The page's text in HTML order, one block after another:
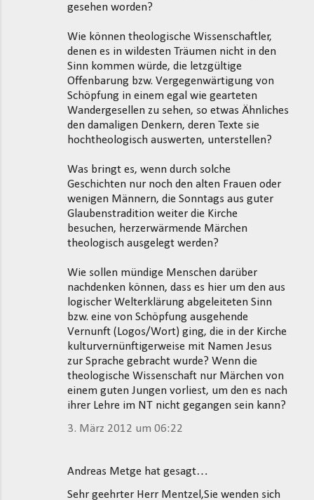
gesehen worden?
Wie können theologische Wissenschaftler,
denen es in wildesten Träumen nicht in den
Sinn kommen würde, die letzgültige
Offenbarung bzw. Vergegenwärtigung von
Schöpfung in einem egal wie gearteten
Wandergesellen zu sehen, so etwas Ähnliches
den damaligen Denkern, deren Texte sie
hochtheologisch auswerten, unterstellen?
Was bringt es, wenn durch solche
Geschichten nur noch den alten Frauen oder
wenigen Männern, die Sonntags aus guter
Glaubenstradition weiter die Kirche
besuchen, herzerwärmende Märchen
theologisch ausgelegt werden?
Wie sollen mündige Menschen darüber
nachdenken können, dass es hier um den aus
logischer Welterklärung abgeleiteten Sinn
bzw. eine von Schöpfung ausgehende
Vernunft (Logos/Wort) ging, die in der Kirche
kulturvernünftigerweise mit Namen Jesus
zur Sprache gebracht wurde? Wenn die
theologische Wissenschaft nur Märchen von
einem guten Jungen vorliest, um den es nach
ihrer Lehre im NT nicht gegangen sein kann?
3. März 2012 um 06:22
Andreas Metge hat gesagt…
Sehr geehrter Herr Mentzel,Sie wenden sich